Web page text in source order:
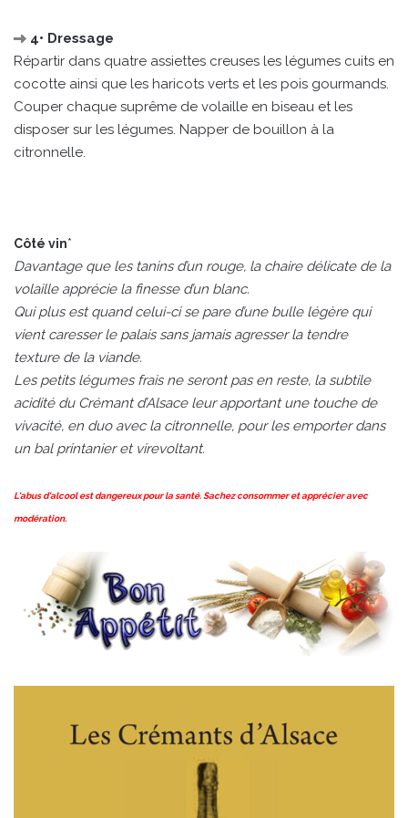
4• Dressage
Répartir dans quatre assiettes creuses les légumes cuits en
cocotte ainsi que les haricots verts et les pois gourmands.
Couper chaque suprême de volaille en biseau et les
disposer sur les légumes. Napper de bouillon à la
citronnelle.
Côté vin*
Davantage que les tanins d’un rouge, la chaire délicate de la
volaille apprécie la finesse d’un blanc.
Qui plus est quand celui-ci se pare d’une bulle légère qui
vient caresser le palais sans jamais agresser la tendre
texture de la viande.
Les petits légumes frais ne seront pas en reste, la subtile
acidité du Crémant d’Alsace leur apportant une touche de
vivacité, en duo avec la citronnelle, pour les emporter dans
un bal printanier et virevoltant.
L'abus d'alcool est dangereux pour la santé. Sachez consommer et apprécier avec
modération.